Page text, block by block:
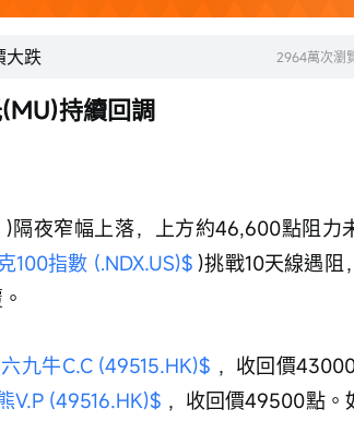
大跌 2964萬次瀏
持續回調
)隔夜窄幅上落，上方約46,600點阻力
100指數 (.NDX.US)$ )挑戰10天線遇阻
九牛C.C (49515.HK)$ ，收回價
V.P (49516.HK)$ ，收回價49500點。